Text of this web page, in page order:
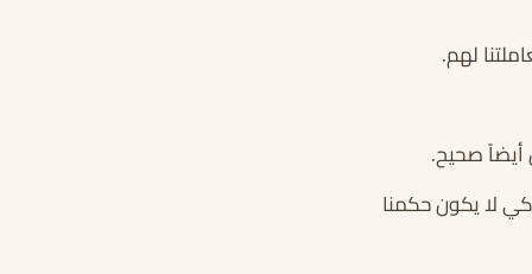
لهم.
أيضاً صحيح.
كي لا يكون حكمنا